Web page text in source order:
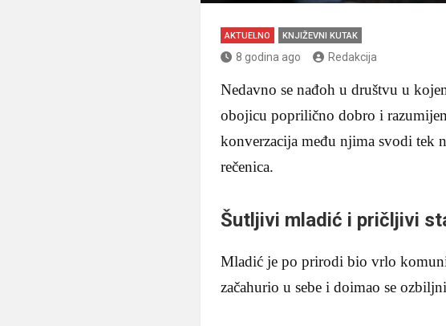
AKTUELNO KNJIŽEVNI KUTAK
8 godina ago Redakcija
Nedavno se nađoh u društvu u
obojicu poprilično dobro i
konverzacija među njima svodi tek
rečenica.
Šutljivi mladić i pričljivi
Mladić je po prirodi bio vrlo
začahurio u sebe i doimao se